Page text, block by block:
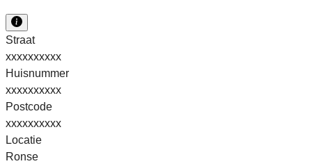
Straat
xxxxxxxxxx
Huisnummer
xxxxxxxxxx
Postcode
xxxxxxxxxx
Locatie
Ronse